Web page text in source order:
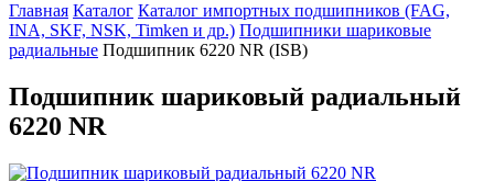
Главная Каталог Каталог импортных подшипников (FAG,
INA, SKF, NSK, Timken и др.) Подшипники шариковые
радиальные Подшипник 6220 NR (ISB)
Подшипник шариковый радиальный
6220 NR